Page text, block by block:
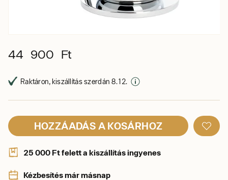
44 900 Ft
Raktáron, kiszállítás szerdán 8. 12.
HOZZÁADÁS A KOSÁRHOZ
25 000 Ft felett a kiszállítás ingyenes
Kézbesítés már másnap